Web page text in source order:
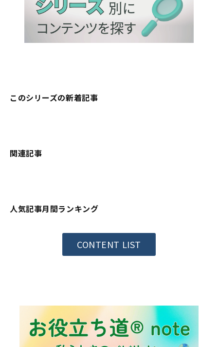
このシリーズの新着記事
関連記事
人気記事月間ランキング
CONTENT LIST